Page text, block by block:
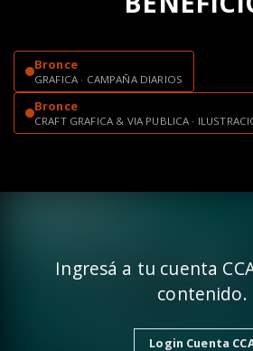
Bronce
GRAFICA · CAMPAÑA DIARIOS
Bronce
CRAFT GRAFICA & VIA PUBLICA ·
Ingresá a tu cuenta
contenido.
Login Cuenta